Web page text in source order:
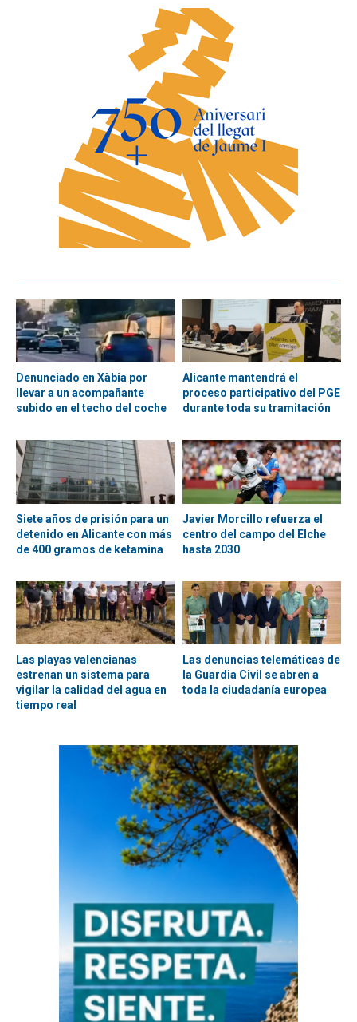
Denunciado en Xàbia por
llevar a un acompañante
subido en el techo del coche
Alicante mantendrá el
proceso participativo del PGE
durante toda su tramitación
Siete años de prisión para un
detenido en Alicante con más
de 400 gramos de ketamina
Javier Morcillo refuerza el
centro del campo del Elche
hasta 2030
Las playas valencianas
estrenan un sistema para
vigilar la calidad del agua en
tiempo real
Las denuncias telemáticas de
la Guardia Civil se abren a
toda la ciudadanía europea